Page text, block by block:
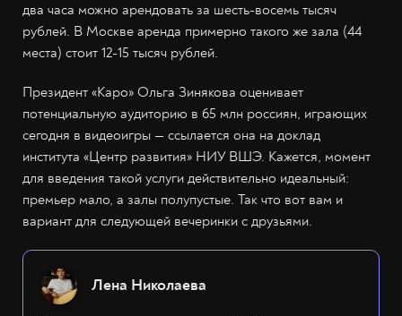
два часа можно арендовать за шесть-восемь тысяч
рублей. В Москве аренда примерно такого же зала (44
места) стоит 12-15 тысяч рублей.
Президент «Каро» Ольга Зинякова оценивает
потенциальную аудиторию в 65 млн россиян, играющих
сегодня в видеоигры — ссылается она на доклад
института «Центр развития» НИУ ВШЭ. Кажется, момент
для введения такой услуги действительно идеальный:
премьер мало, а залы полупустые. Так что вот вам и
вариант для следующей вечеринки с друзьями.
Лена Николаева